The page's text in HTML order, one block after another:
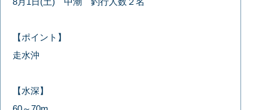
【ポイント】
走水沖
【水深】